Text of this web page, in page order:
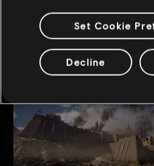
gostam de viver perigosamente, então
Set Cookie
Decline